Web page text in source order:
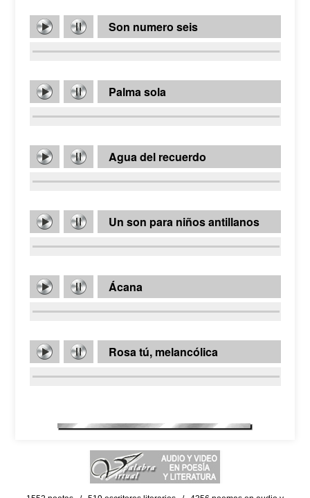
Son numero seis
Palma sola
Agua del recuerdo
Un son para niños antillanos
Ácana
Rosa tú, melancólica